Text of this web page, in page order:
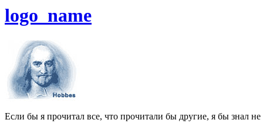
logo_name
Если бы я прочитал все, что прочитали бы другие, я бы знал